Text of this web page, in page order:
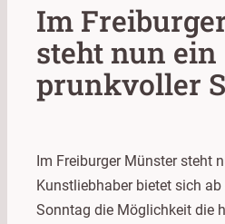
Im
steht nun ein
prunkvoller
Im Freiburger Münster steht
Kunstliebhaber bietet sich
Sonntag die Möglichkeit die